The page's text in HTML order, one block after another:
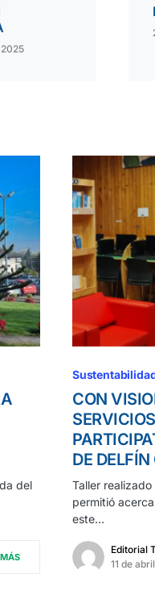
del
CON
DE
Taller
permitió
este…
Editorial
11 de